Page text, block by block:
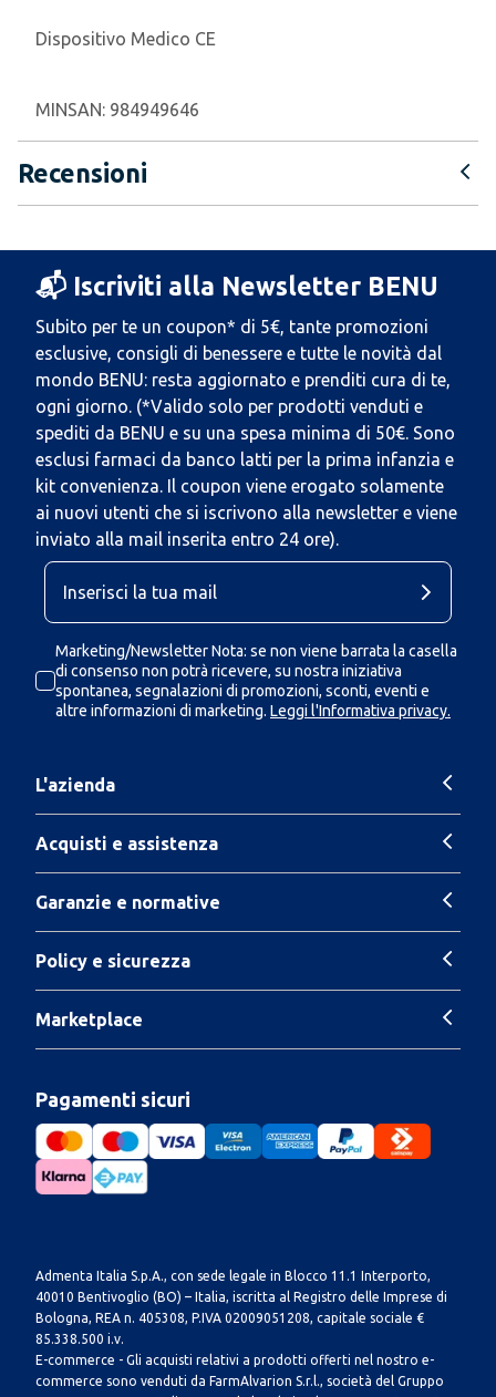
Dispositivo Medico CE
MINSAN: 984949646
Recensioni
📬 Iscriviti alla Newsletter BENU
Subito per te un coupon* di 5€, tante promozioni
esclusive, consigli di benessere e tutte le novità dal
mondo BENU: resta aggiornato e prenditi cura di te,
ogni giorno. (*Valido solo per prodotti venduti e
spediti da BENU e su una spesa minima di 50€. Sono
esclusi farmaci da banco latti per la prima infanzia e
kit convenienza. Il coupon viene erogato solamente
ai nuovi utenti che si iscrivono alla newsletter e viene
inviato alla mail inserita entro 24 ore).
Marketing/Newsletter Nota: se non viene barrata la casella
di consenso non potrà ricevere, su nostra iniziativa
spontanea, segnalazioni di promozioni, sconti, eventi e
altre informazioni di marketing. Leggi l'Informativa privacy.
L'azienda
Acquisti e assistenza
Garanzie e normative
Policy e sicurezza
Marketplace
Pagamenti sicuri
Admenta Italia S.p.A., con sede legale in Blocco 11.1 Interporto,
40010 Bentivoglio (BO) – Italia, iscritta al Registro delle Imprese di
Bologna, REA n. 405308, P.IVA 02009051208, capitale sociale €
85.338.500 i.v.
E-commerce - Gli acquisti relativi a prodotti offerti nel nostro e-
commerce sono venduti da FarmAlvarion S.r.l., società del Gruppo